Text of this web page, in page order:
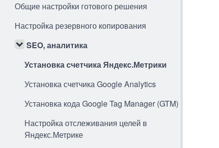
Общие настройки готового решения
Настройка резервного копирования
SEO, аналитика
Установка счетчика Яндекс.Метрики
Установка счетчика Google Analytics
Установка кода Google Tag Manager (GTM)
Настройка отслеживания целей в
Яндекс.Метрике